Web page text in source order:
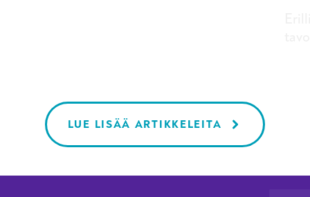
LUE LISÄÄ ARTIKKELEITA